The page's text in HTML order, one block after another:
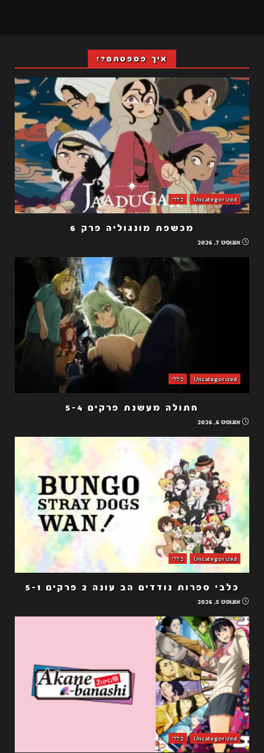
איך פספסתם?!
Uncategorized כללי
מכשפת מונגוליה פרק 6
אוגוסט 7, 2026
Uncategorized כללי
חתולה מעשנת פרקים 5-4
אוגוסט 6, 2026
Uncategorized כללי
כלבי ספרות נודדים הב עונה 2 פרקים 5-1
אוגוסט 5, 2026
Uncategorized כללי